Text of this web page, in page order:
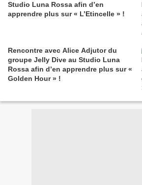
Studio Luna Rossa afin d’en
apprendre plus sur « L’Etincelle » !
Rencontre avec Alice Adjutor du
groupe Jelly Dive au Studio Luna
Rossa afin d’en apprendre plus sur «
Golden Hour » !